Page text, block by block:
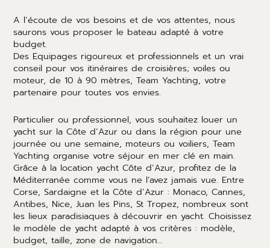
A l’écoute de vos besoins et de vos attentes, nous
saurons vous proposer le bateau adapté à votre
budget.
Des Equipages rigoureux et professionnels et un vrai
conseil pour vos itinéraires de croisières; voiles ou
moteur, de 10 à 90 mètres, Team Yachting, votre
partenaire pour toutes vos envies.
Particulier ou professionnel, vous souhaitez louer un
yacht sur la Côte d’Azur ou dans la région pour une
journée ou une semaine, moteurs ou voiliers, Team
Yachting organise votre séjour en mer clé en main.
Grâce à la location yacht Côte d’Azur, profitez de la
Méditerranée comme vous ne l’avez jamais vue. Entre
Corse, Sardaigne et la Côte d’Azur : Monaco, Cannes,
Antibes, Nice, Juan les Pins, St Tropez, nombreux sont
les lieux paradisiaques à découvrir en yacht. Choisissez
le modèle de yacht adapté à vos critères : modèle,
budget, taille, zone de navigation…